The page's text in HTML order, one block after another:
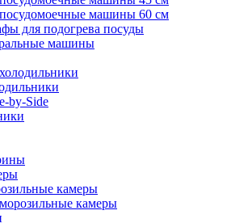
машины 60 см
для подогрева посуды
машины
by-Side
камеры
камеры